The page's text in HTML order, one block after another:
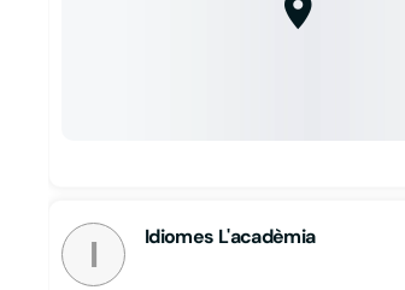
I Idiomes L'acadèmia